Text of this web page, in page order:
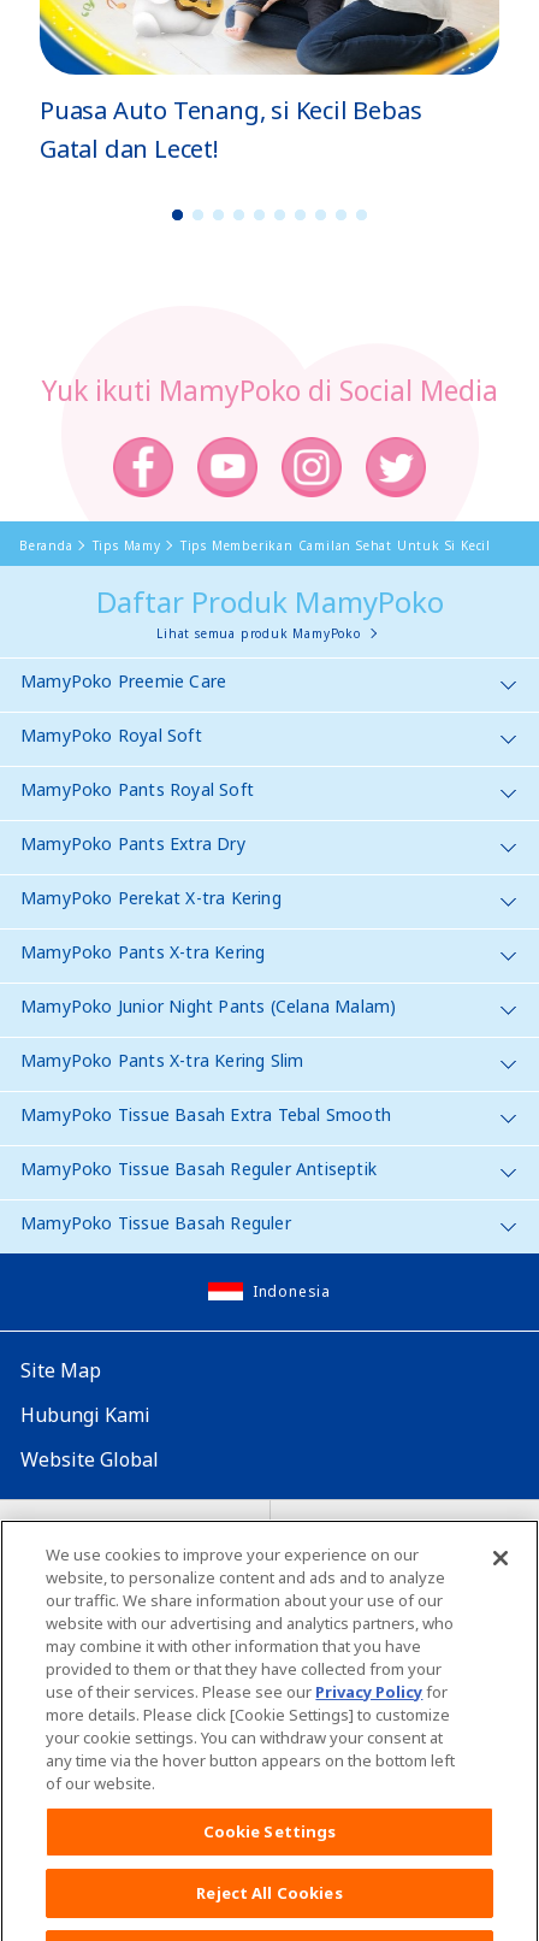
Puasa Auto Tenang, si Kecil Bebas
Gatal dan Lecet!
1 2 3 4 5 6 7 8 9 1
Yuk ikuti MamyPoko di Social Media
Beranda Tips Mamy Tips Memberikan Camilan Sehat Untuk Si Kecil
Daftar Produk MamyPoko
Lihat semua produk MamyPoko
MamyPoko Preemie Care
MamyPoko Royal Soft
MamyPoko Pants Royal Soft
MamyPoko Pants Extra Dry
MamyPoko Perekat X-tra Kering
MamyPoko Pants X-tra Kering
MamyPoko Junior Night Pants (Celana Malam)
MamyPoko Pants X-tra Kering Slim
MamyPoko Tissue Basah Extra Tebal Smooth
MamyPoko Tissue Basah Reguler Antiseptik
MamyPoko Tissue Basah Reguler
Daftar POKOJANG POIN
Indonesia
Site Map
Hubungi Kami
Website Global
Map Situs Lokasi seluruh dunia
Tentang penggunaan situs ini Lingkungan yang dianjurkan
Copyright© Unicharm Corporation
We use cookies to improve your experience on our
website, to personalize content and ads and to analyze
our traffic. We share information about your use of our
website with our advertising and analytics partners, who
may combine it with other information that you have
provided to them or that they have collected from your
use of their services. Please see our Privacy Policyfor
more details. Please click [Cookie Settings] to customize
your cookie settings. You can withdraw your consent at
any time via the hover button appears on the bottom left
of our website.
Cookie Settings
Reject All Cookies